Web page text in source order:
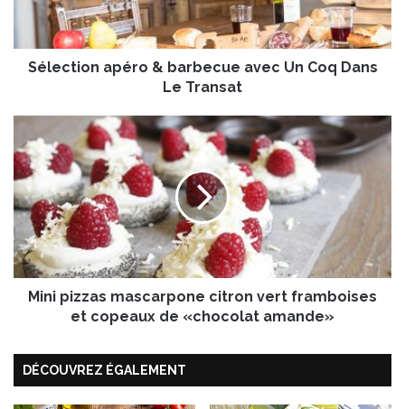
n
&
b
a
r
b
e
c
v
c
Sélection apéro & barbecue avec Un Coq Dans
Le Transat
n
i
p
z
z
a
s
a
Mini pizzas mascarpone citron vert framboises
et copeaux de «chocolat amande»
DÉCOUVREZ ÉGALEMENT